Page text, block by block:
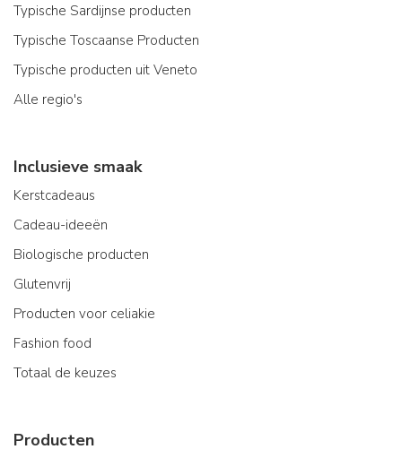
Typische Sardijnse producten
Typische Toscaanse Producten
Typische producten uit Veneto
Alle regio's
Inclusieve smaak
Kerstcadeaus
Cadeau-ideeën
Biologische producten
Glutenvrij
Producten voor celiakie
Fashion food
Totaal de keuzes
Producten